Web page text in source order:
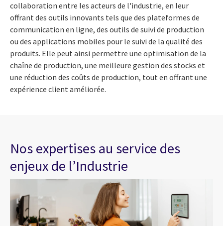
collaboration entre les acteurs de l'industrie, en leur
offrant des outils innovants tels que des plateformes de
communication en ligne, des outils de suivi de production
ou des applications mobiles pour le suivi de la qualité des
produits. Elle peut ainsi permettre une optimisation de la
chaîne de production, une meilleure gestion des stocks et
une réduction des coûts de production, tout en offrant une
expérience client améliorée.
Nos expertises au service des
enjeux de l’Industrie